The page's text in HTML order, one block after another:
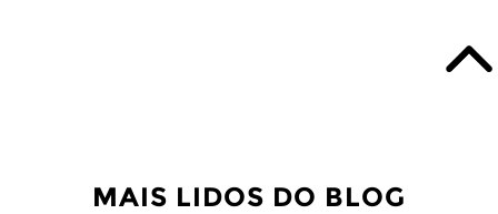
MAIS LIDOS DO BLOG